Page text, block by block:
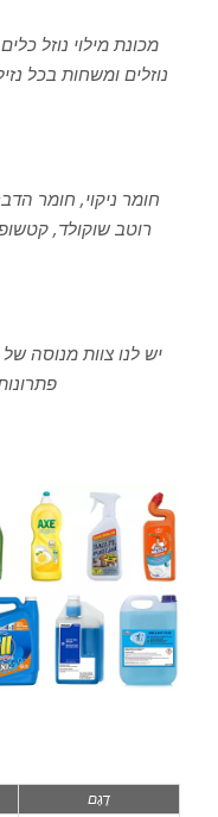
מכונת מילוי נוזל
נוזלים ומשחות בכל
חומר ניקוי, חומר
רוטב שוקולד,
יש לנו צוות מנוסה
דֶגֶם